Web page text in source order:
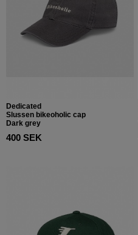
Dedicated
Slussen bikeoholic cap
Dark grey
400 SEK